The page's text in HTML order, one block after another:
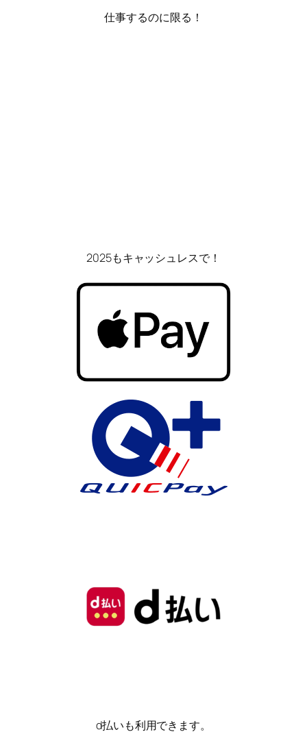
仕事するのに限る！
2025もキャッシュレスで！
d払いも利用できます。